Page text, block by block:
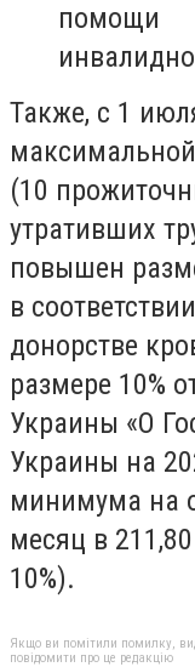
Также, с 1
(10
утративших
повышен
в
донорстве
размере 10%
Украины «О
Украины на
минимума на
месяц в
10%).
Якщо ви помітили помилку,
повідомити про це редакцію